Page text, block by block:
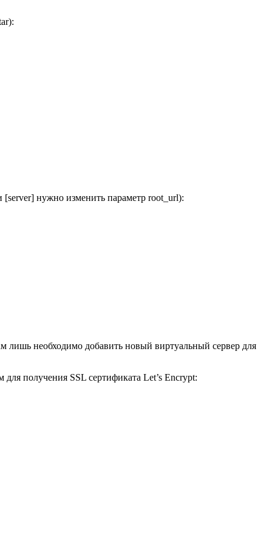
нужно изменить параметр root_url):
лишь необходимо добавить новый виртуальный сервер для
получения SSL сертификата Let’s Encrypt: